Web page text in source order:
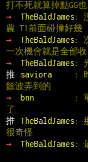
打不死就算掉點GG也
→
TheBaldJames :
農 T1前面碰撞好幾
→
TheBaldJames :
一次機會就是全部收
→
TheBaldJames :
推
saviora
:
餘波弄到的
→
bnn
:
了
推
TheBaldJames :
很奇怪
→
TheBaldJames :